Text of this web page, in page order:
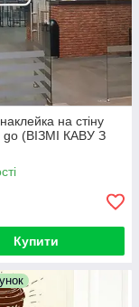
на стіну
go (ВІЗМІ КАВУ З
Купити